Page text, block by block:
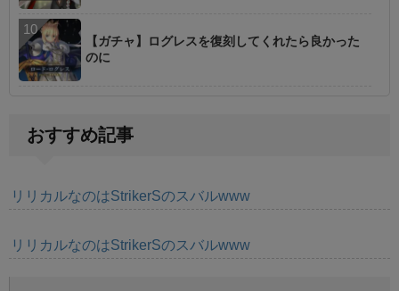
【ガチャ】ログレスを復刻してくれたら良かった
のに
おすすめ記事
リリカルなのはStrikerSのスバルwww
リリカルなのはStrikerSのスバルwww